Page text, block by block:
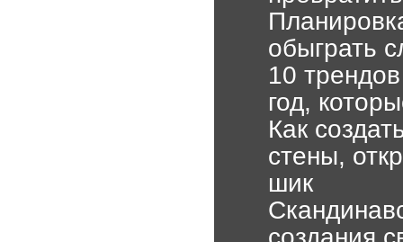
обыграть
10
год,
Как
стены,
шик